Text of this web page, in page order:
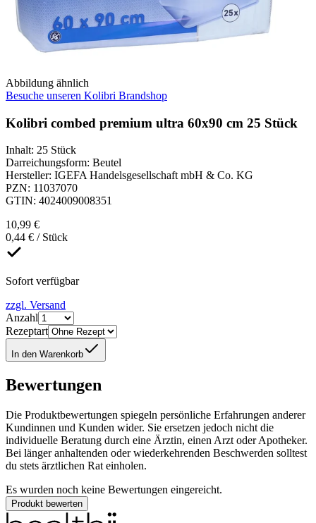
Abbildung ähnlich
Besuche unseren Kolibri Brandshop
Kolibri combed premium ultra 60x90 cm 25 Stück
Inhalt: 25 Stück
Darreichungsform: Beutel
Hersteller: IGEFA Handelsgesellschaft mbH & Co. KG
PZN: 11037070
GTIN: 4024009008351
10,99 €
0,44 € / Stück
Sofort verfügbar
zzgl. Versand
Anzahl
Rezeptart
In den Warenkorb
Bewertungen
Die Produktbewertungen spiegeln persönliche Erfahrungen anderer
Kundinnen und Kunden wider. Sie ersetzen jedoch nicht die
individuelle Beratung durch eine Ärztin, einen Arzt oder Apotheker.
Bei länger anhaltenden oder wiederkehrenden Beschwerden solltest
du stets ärztlichen Rat einholen.
Es wurden noch keine Bewertungen eingereicht.
Produkt bewerten